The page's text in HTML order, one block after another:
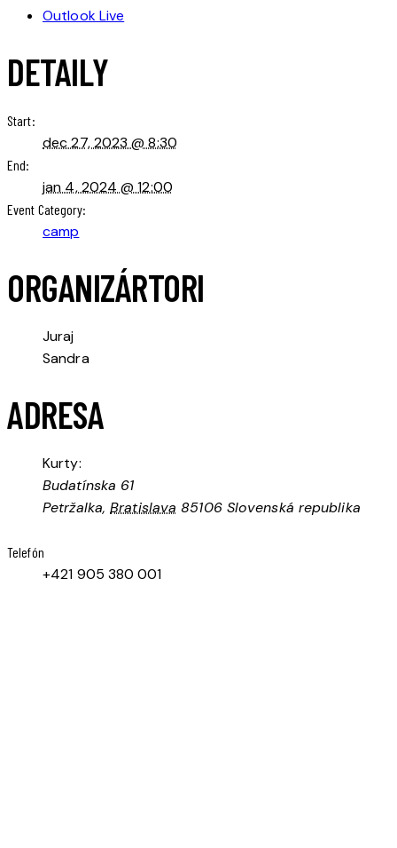
Outlook Live
DETAILY
Start:
dec 27, 2023 @ 8:30
End:
jan 4, 2024 @ 12:00
Event Category:
camp
ORGANIZÁRTORI
Juraj
Sandra
ADRESA
Kurty:
Budatínska 61
Petržalka, Bratislava 85106 Slovenská republika
Telefón
+421 905 380 001